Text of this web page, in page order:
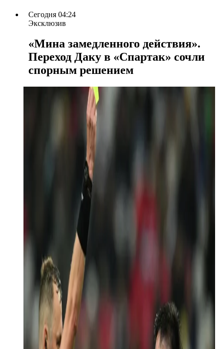
Сегодня 04:24
Эксклюзив
«Мина замедленного действия».
Переход Даку в «Спартак» сочли
спорным решением